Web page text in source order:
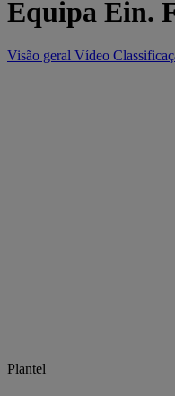
Equipa Ein.
Visão geral Vídeo
Plantel